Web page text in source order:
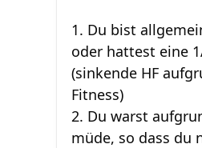
1. Du bist
oder hattest eine
(sinkende HF
Fitness)
2. Du warst
müde, so dass du